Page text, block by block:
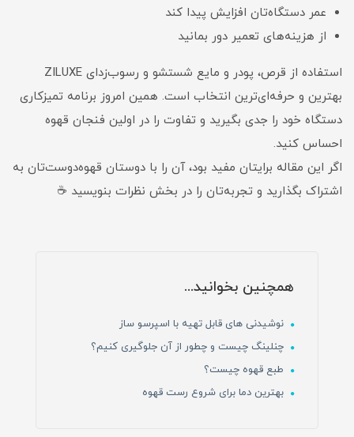
عمر دستگاه‌تان افزایش پیدا کند
از هزینه‌های تعمیر دور بمانید
استفاده از قرص، پودر و مایع شستشو و رسوب‌زدای ZILUXE
بهترین و حرفه‌ای‌ترین انتخاب است. همین امروز برنامه تمیزکاری
دستگاه خود را جدی بگیرید و تفاوت را در اولین فنجان قهوه
احساس کنید.
اگر این مقاله برایتان مفید بود، آن را با دوستان قهوه‌دوست‌تان به
اشتراک بگذارید و تجربه‌تان را در بخش نظرات بنویسید ☕️
همچنین بخوانید...
نوشیدنی های قابل تهیه با اسپرسو ساز
چنلینگ چیست و چطور از آن جلوگیری کنیم؟
طبع قهوه چیست؟
بهترین دما برای شروع رست قهوه